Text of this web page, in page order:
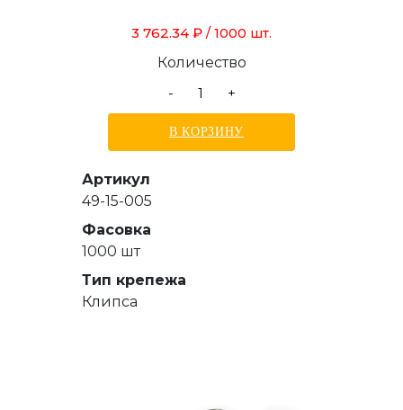
3 762.34 ₽ / 1000 шт.
Количество
-
+
В КОРЗИНУ
Артикул
49-15-005
Фасовка
1000 шт
Тип крепежа
Клипса